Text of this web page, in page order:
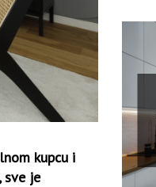
kupcu i
sve je